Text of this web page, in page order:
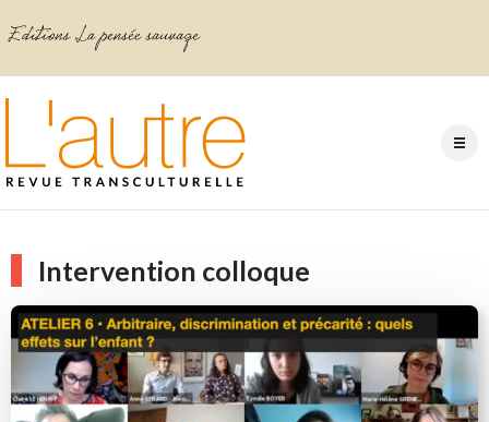
Intervention colloque